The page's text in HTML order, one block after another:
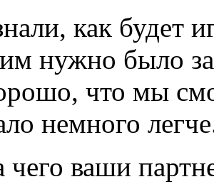
как будет
нужно было
что мы
немного
ваши